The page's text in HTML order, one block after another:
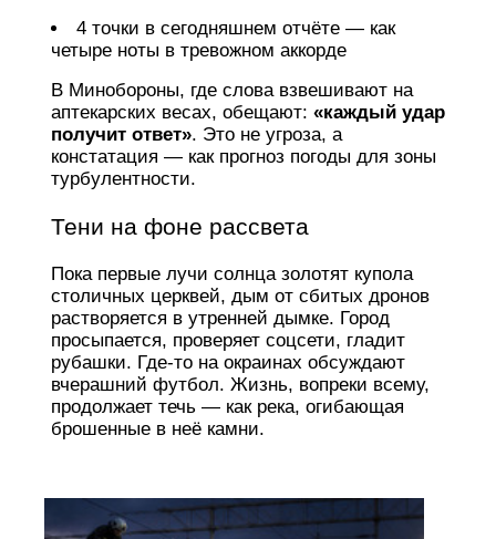
4 точки в сегодняшнем отчёте — как
четыре ноты в тревожном аккорде
В Минобороны, где слова взвешивают на
аптекарских весах, обещают: «каждый удар
получит ответ». Это не угроза, а
констатация — как прогноз погоды для зоны
турбулентности.
Тени на фоне рассвета
Пока первые лучи солнца золотят купола
столичных церквей, дым от сбитых дронов
растворяется в утренней дымке. Город
просыпается, проверяет соцсети, гладит
рубашки. Где-то на окраинах обсуждают
вчерашний футбол. Жизнь, вопреки всему,
продолжает течь — как река, огибающая
брошенные в неё камни.